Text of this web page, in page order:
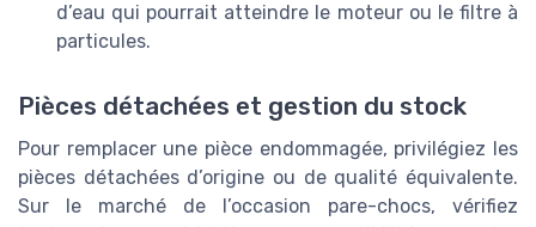
d’eau qui pourrait atteindre le moteur ou le filtre à
particules.
Pièces détachées et gestion du stock
Pour remplacer une pièce endommagée, privilégiez les
pièces détachées d’origine ou de qualité équivalente.
Sur le marché de l’occasion pare-chocs, vérifiez